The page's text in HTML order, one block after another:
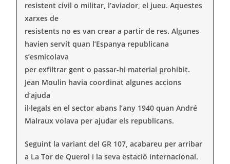
resistent civil o militar, l’aviador, el jueu. Aquestes
xarxes de
resistents no es van crear a partir de res. Algunes
havien servit quan l’Espanya republicana
s’esmicolava
per exfiltrar gent o passar-hi material prohibit.
Jean Moulin havia coordinat algunes accions
d’ajuda
il·legals en el sector abans l’any 1940 quan André
Malraux volava per ajudar els republicans.
Seguint la variant del GR 107, acabareu per arribar
a La Tor de Querol i la seva estació internacional.